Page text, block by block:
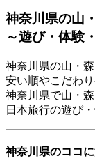
神奈川県の山
～遊び・体験
神奈川県の山・
安い順やこだわ
神奈川県で山・
日本旅行の遊び
神奈川県のココに